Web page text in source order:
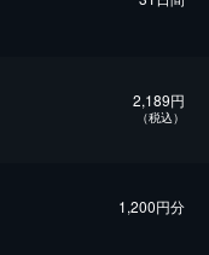
2,189円
（税込）
1,200円分